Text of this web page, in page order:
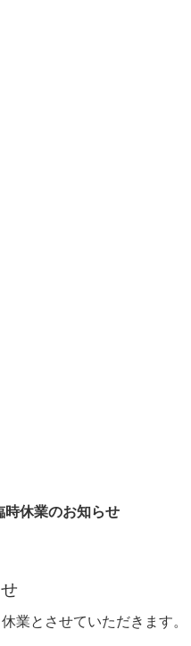
時休業のお知らせ
業とさせていただきます。